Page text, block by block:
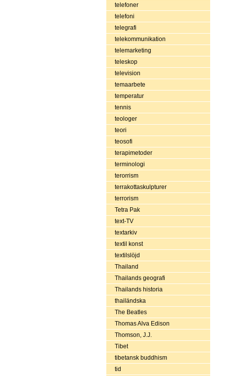
telefoner
telefoni
telegrafi
telekommunikation
telemarketing
teleskop
television
temaarbete
temperatur
tennis
teologer
teori
teosofi
terapimetoder
terminologi
terorrism
terrakottaskulpturer
terrorism
Tetra Pak
text-TV
textarkiv
textil konst
textilslöjd
Thailand
Thailands geografi
Thailands historia
thailändska
The Beatles
Thomas Alva Edison
Thomson, J.J.
Tibet
tibetansk buddhism
tid